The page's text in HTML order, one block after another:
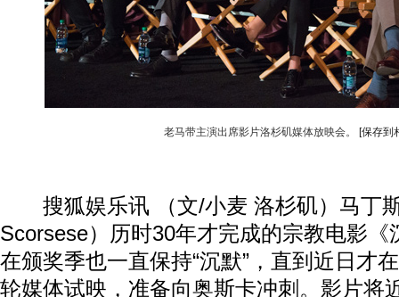
老马带主演出席影片洛杉矶媒体放映会。 [保存到
搜狐娱乐讯 （文/小麦 洛杉矶）马丁
Scorsese）历时30年才完成的宗教电影《
在颁奖季也一直保持“沉默”，直到近日才
轮媒体试映，准备向奥斯卡冲刺。影片将